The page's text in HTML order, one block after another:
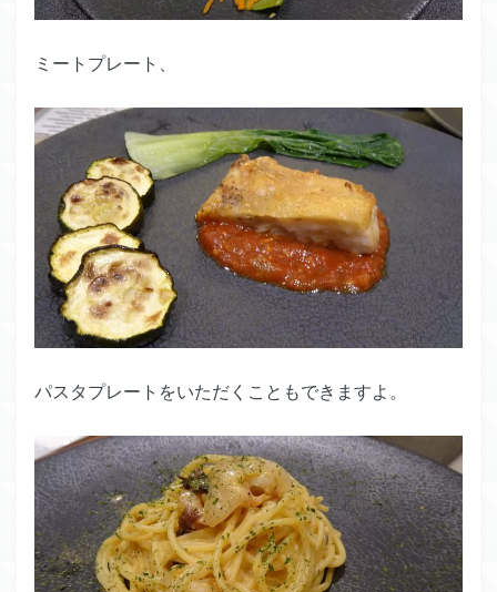
ミートプレート、
パスタプレートをいただくこともできますよ。